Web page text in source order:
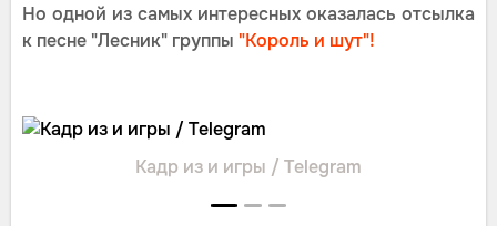
Но одной из самых интересных оказалась отсылка
к песне "Лесник" группы "Король и шут"!
Кадр из и игры / Telegram